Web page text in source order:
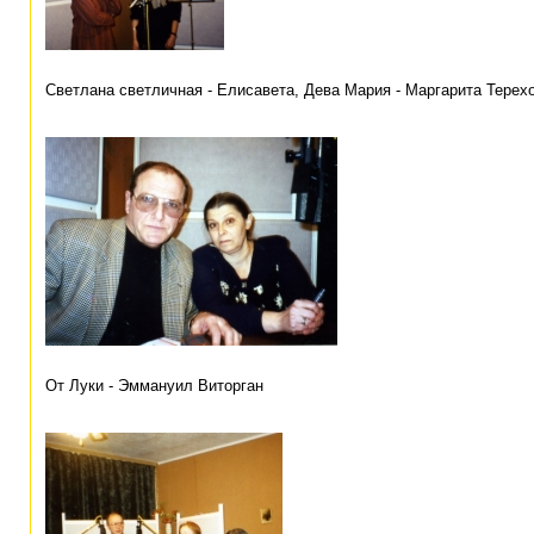
Светлана светличная - Елисавета, Дева Мария - Маргарита
От Луки - Эммануил Виторган